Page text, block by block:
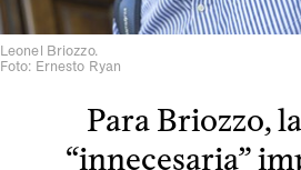
Leonel Briozzo.
Foto: Ernesto Ryan
Para Briozzo,
“innecesaria”